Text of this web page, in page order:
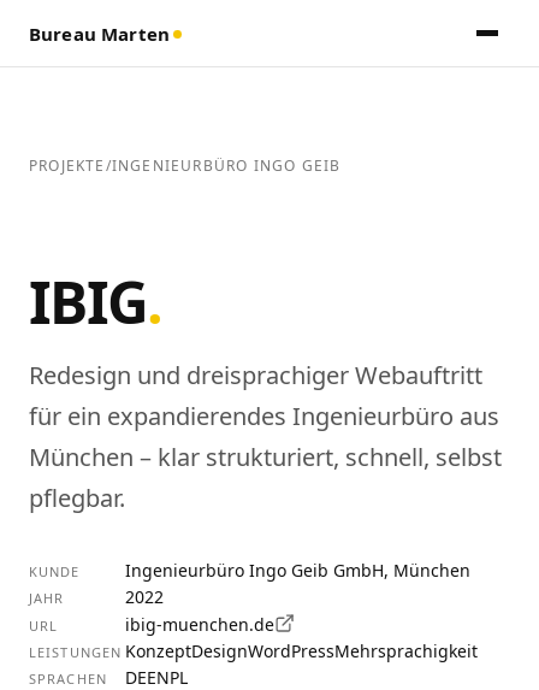
Bureau Marten
PROJEKTE/INGENIEURBÜRO INGO GEIB
IBIG.
Redesign und dreisprachiger Webauftritt
für ein expandierendes Ingenieurbüro aus
München – klar strukturiert, schnell, selbst
pflegbar.
KUNDE Ingenieurbüro Ingo Geib GmbH, München
JAHR 2022
URL ibig-muenchen.de
(öffnet in neuem Tab)
LEISTUNGEN KonzeptDesignWordPressMehrsprachigkeit
SPRACHEN DEENPL